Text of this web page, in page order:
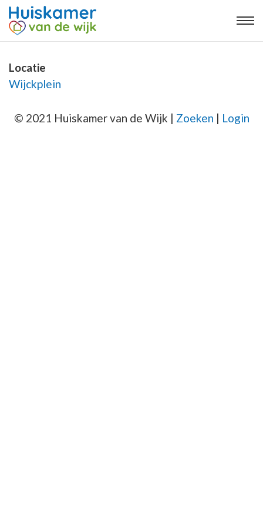
Locatie
Wijckplein
© 2021 Huiskamer van de Wijk | Zoeken | Login